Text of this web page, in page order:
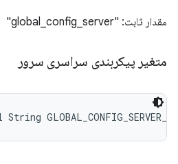
مقدار ثابت: "global_config_server"
متغیر پیکربندی سراسری سرور